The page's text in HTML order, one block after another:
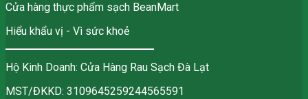
Cửa hàng thực phẩm sạch BeanMart
Hiểu khẩu vị - Vì sức khoẻ
Hộ Kinh Doanh: Cửa Hàng Rau Sạch Đà Lạt
MST/ĐKKD: 3109645259244565591